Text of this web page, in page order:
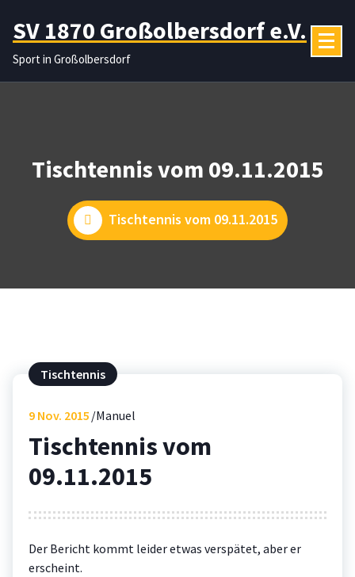
Inhalt
springen
SV 1870 Großolbersdorf e.V.
Sport in Großolbersdorf
Tischtennis vom 09.11.2015
Tischtennis vom 09.11.2015
Tischtennis
9 Nov. 2015 Manuel
Tischtennis vom
09.11.2015
Der Bericht kommt leider etwas verspätet, aber er
erscheint.